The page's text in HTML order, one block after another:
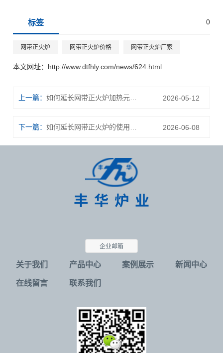
标签 0
网带正火炉 网带正火炉价格 网带正火炉厂家
本文网址： http://www.dtfhly.com/news/624.html
上一篇： 2026-05-12
下一篇： 2026-06-08
企业邮箱
关于我们 产品中心 案例展示 新闻中心
在线留言 联系我们